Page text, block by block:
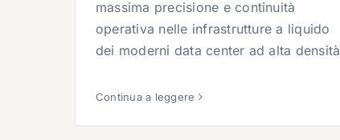
massima precisione e continuità
operativa nelle infrastrutture a liquido
dei moderni data center ad alta densità
Continua a leggere